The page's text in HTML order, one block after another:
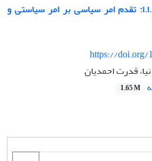
تقدم امر سیاسی بر امر سیاستی و
https://doi.org/
قدرت احمدیان
1.65 M